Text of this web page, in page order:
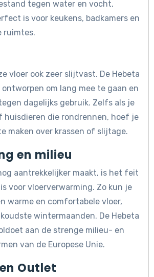
tegen water en vocht,
is voor keukens, badkamers en
ruimtes.
vloer ook zeer slijtvast. De Hebeta
om lang mee te gaan en
dagelijks gebruik. Zelfs als je
huisdieren die rondrennen, hoef je
maken over krassen of slijtage.
en milieu
aantrekkelijker maakt, is het feit
voor vloerverwarming. Zo kun je
warme en comfortabele vloer,
wintermaanden. De Hebeta
aan de strenge milieu- en
van de Europese Unie.
Outlet